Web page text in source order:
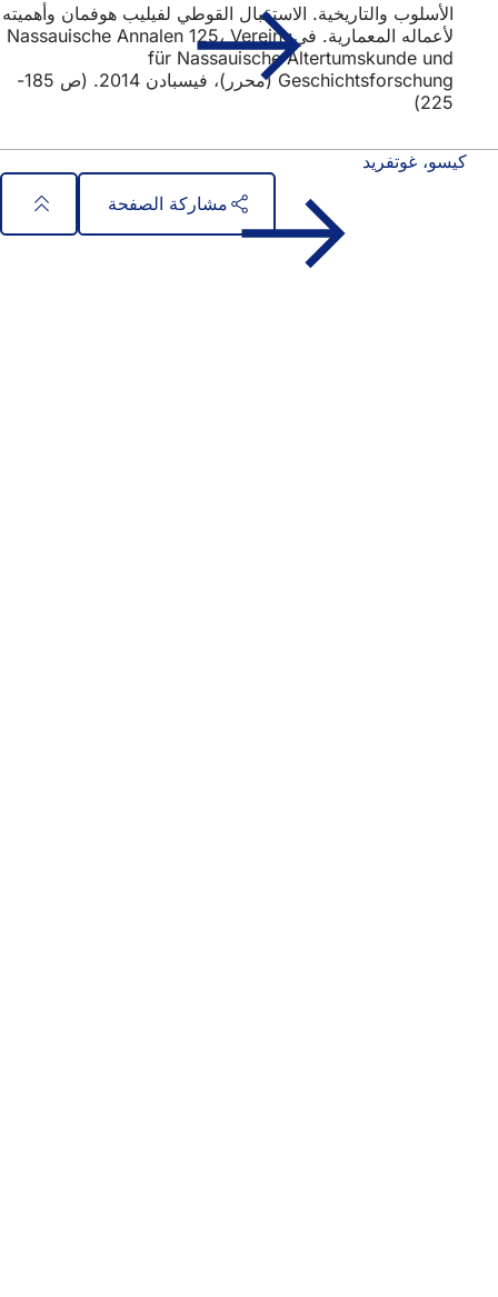
الأسلوب والتاريخية. الاستقبال القوطي لفيليب هوفمان وأهميته
لأعماله المعمارية. في: Nassauische Annalen 125، Verein
für Nassauische Altertumskunde und
Geschichtsforschung (محرر)، فيسبادن 2014. (ص 185-
225)
كيسو، غوتفريد
مشاركة الصفحة